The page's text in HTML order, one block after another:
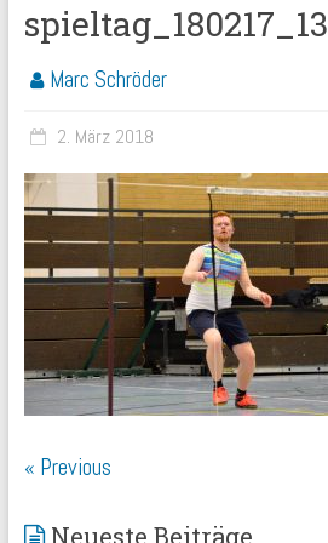
spieltag_180217_13
Marc Schröder
2. März 2018
« Previous
Neueste Beiträge